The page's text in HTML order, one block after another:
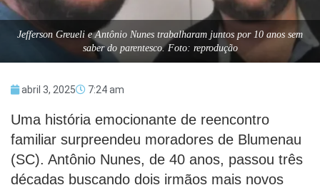
Jefferson Greueli e Antônio Nunes trabalharam juntos por 10 anos sem
saber do parentesco. Foto: reprodução
abril 3, 2025 7:24 am
Uma história emocionante de reencontro
familiar surpreendeu moradores de Blumenau
(SC). Antônio Nunes, de 40 anos, passou três
décadas buscando dois irmãos mais novos